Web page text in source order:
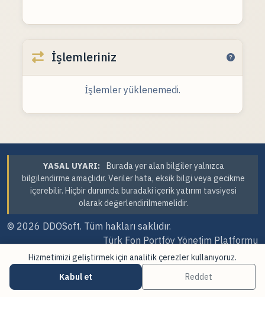
İşlemleriniz
İşlemler yüklenemedi.
YASAL UYARI:
Burada yer alan bilgiler yalnızca
bilgilendirme amaçlıdır. Veriler hata, eksik bilgi veya gecikme
içerebilir. Hiçbir durumda buradaki içerik yatırım tavsiyesi
olarak değerlendirilmemelidir.
© 2026 DDOSoft. Tüm hakları saklıdır.
Türk Fon Portföy Yönetim Platformu
Sürüm Tarihi: 07.08.2026 23:41
Veri Kaynakları·
Hizmetimizi geliştirmek için analitik çerezler kullanıyoruz.
Kabul et
Reddet